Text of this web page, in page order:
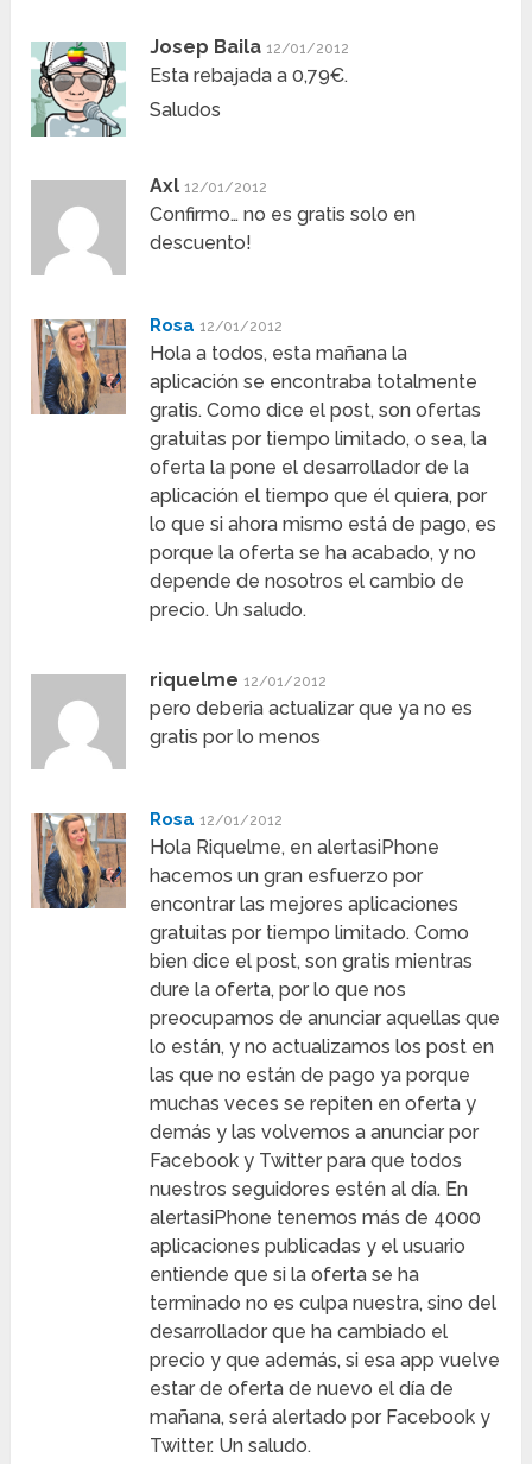
Josep Baila 12/01/2012
Esta rebajada a 0,79€.
Saludos
Axl 12/01/2012
Confirmo… no es gratis solo en
descuento!
Rosa 12/01/2012
Hola a todos, esta mañana la
aplicación se encontraba totalmente
gratis. Como dice el post, son ofertas
gratuitas por tiempo limitado, o sea, la
oferta la pone el desarrollador de la
aplicación el tiempo que él quiera, por
lo que si ahora mismo está de pago, es
porque la oferta se ha acabado, y no
depende de nosotros el cambio de
precio. Un saludo.
riquelme 12/01/2012
pero deberia actualizar que ya no es
gratis por lo menos
Rosa 12/01/2012
Hola Riquelme, en alertasiPhone
hacemos un gran esfuerzo por
encontrar las mejores aplicaciones
gratuitas por tiempo limitado. Como
bien dice el post, son gratis mientras
dure la oferta, por lo que nos
preocupamos de anunciar aquellas que
lo están, y no actualizamos los post en
las que no están de pago ya porque
muchas veces se repiten en oferta y
demás y las volvemos a anunciar por
Facebook y Twitter para que todos
nuestros seguidores estén al día. En
alertasiPhone tenemos más de 4000
aplicaciones publicadas y el usuario
entiende que si la oferta se ha
terminado no es culpa nuestra, sino del
desarrollador que ha cambiado el
precio y que además, si esa app vuelve
estar de oferta de nuevo el día de
mañana, será alertado por Facebook y
Twitter. Un saludo.